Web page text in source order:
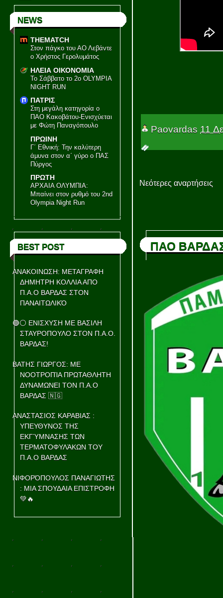
NEWS
THEMATCH
Στον πάγκο του ΑΟ Λεβάντε
ο Χρήστος Γερολυμάτος
ΗΛΕΙΑ ΟΙΚΟΝΟΜΙΑ
Το Σάββατο το 2ο OLYMPIA
NIGHT RUN
ΠΑΤΡΙΣ
Στη μεγάλη κατηγορία ο
ΠΑΟ Κακοβάτου-Ενισχύεται
με Φώτη Παναγόπουλο
ΠΡΩΙΝΗ
Γ΄ Εθνική: Την καλύτερη
άμυνα στον α΄ γύρο ο ΠΑΣ
Πύργος
ΠΡΩΤΗ
ΑΡΧΑΙΑ ΟΛΥΜΠΙΑ:
Μπαίνει στον ρυθμό του 2nd
Olympia Night Run
BEST POST
ΑΝΑΚΟΙΝΩΣΗ: ΜΕΤΑΓΡΑΦΗ
ΔΗΜΗΤΡΗ ΚΟΛΛΙΑ ΑΠΟ
Π.Α.Ο ΒΑΡΔΑΣ ΣΤΟΝ
ΠΑΝΑΙΤΩΛΙΚΌ
🟢⚪ ΕΝΙΣΧΥΣΗ ΜΕ ΒΑΣΙΛΗ
ΣΤΑΥΡΟΠΟΥΛΟ ΣΤΟΝ Π.Α.Ο.
ΒΑΡΔΑΣ!
ΒΑΤΗΣ ΓΙΩΡΓΟΣ: ΜΕ
ΝΟΟΤΡΟΠΊΑ ΠΡΩΤΑΘΛΗΤΗ
ΔΥΝΑΜΩΝΕΙ ΤΟΝ Π.Α.Ο
ΒΑΡΔΑΣ 🇳🇬
ΑΝΑΣΤΑΣΙΟΣ ΚΑΡΑΒΙΑΣ :
ΥΠΕΥΘΥΝΟΣ ΤΗΣ
ΕΚΓΎΜΝΑΣΗΣ ΤΩΝ
ΤΕΡΜΑΤΟΦΥΛΆΚΩΝ ΤΟΥ
Π.Α.Ο ΒΑΡΔΑΣ
ΝΙΦΟΡΌΠΟΥΛΟΣ ΠΑΝΑΓΙΩΤΗΣ
: ΜΙΑ ΣΠΟΥΔΑΙΑ ΕΠΙΣΤΡΟΦΗ
💚🔥
Paovardas 11
Νεότερες αναρτήσεις
ΠΑΟ